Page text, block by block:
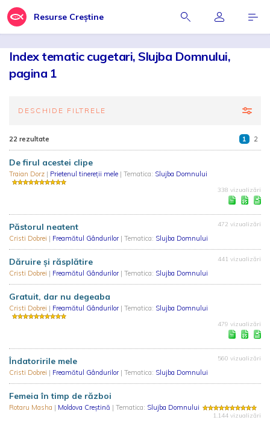
Resurse Creștine
Index tematic cugetari, Slujba Domnului,
pagina 1
DESCHIDE FILTRELE
22 rezultate 1 2
De firul acestei clipe
Traian Dorz | Prietenul tinereții mele | Tematica: Slujba Domnului
338 vizualizări
Păstorul neatent
Cristi Dobrei | Freamătul Gândurilor | Tematica: Slujba Domnului
472 vizualizări
Dăruire şi răsplătire
Cristi Dobrei | Freamătul Gândurilor | Tematica: Slujba Domnului
441 vizualizări
Gratuit, dar nu degeaba
Cristi Dobrei | Freamătul Gândurilor | Tematica: Slujba Domnului
479 vizualizări
Îndatoririle mele
Cristi Dobrei | Freamătul Gândurilor | Tematica: Slujba Domnului
560 vizualizări
Femeia în timp de război
Rotaru Masha | Moldova Creștină | Tematica: Slujba Domnului
1.144 vizualizări